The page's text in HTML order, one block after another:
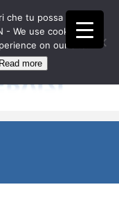
tu possa avere la
- We use cookies to
on our site.
more